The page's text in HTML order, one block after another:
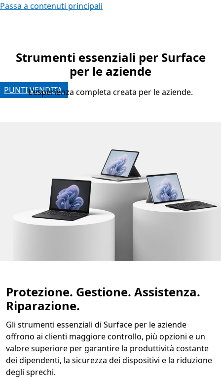
Passa a contenuti principali
Strumenti essenziali per Surface
per le aziende
L'esperienza completa creata per le aziende.
Protezione. Gestione. Assistenza.
Riparazione.
Gli strumenti essenziali di Surface per le aziende
offrono ai clienti maggiore controllo, più opzioni e un
valore superiore per garantire la produttività costante
dei dipendenti, la sicurezza dei dispositivi e la riduzione
degli sprechi.